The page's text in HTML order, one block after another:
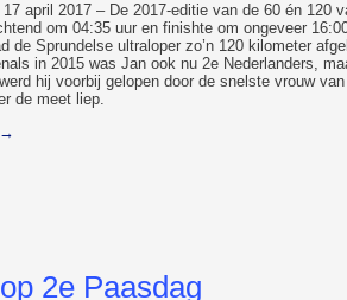
april 2017 – De 2017-editie van de 60 én 120
om 04:35 uur en finishte om ongeveer
de Sprundelse ultraloper zo’n 120 kilometer
in 2015 was Jan ook nu 2e Nederlanders,
hij voorbij gelopen door de snelste vrouw
de meet liep.
→
2e Paasdag